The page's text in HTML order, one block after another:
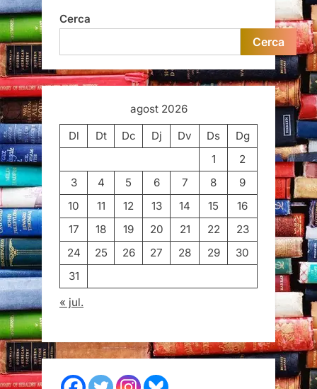
Cerca
Cerca
agost 2026
Dl
Dt Dc Dj Dv Ds
Dg
1
2
3
4 5 6 7 8
9
10
11 12 13 14 15
16
17
18 19 20 21 22
23
24
25 26 27 28 29
30
31
« jul.